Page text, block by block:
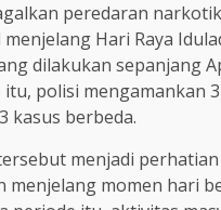
peredaran
Hari Raya
dilakukan sepanjang
polisi mengamankan
kasus berbeda.
menjadi
menjelang momen hari